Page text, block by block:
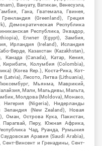
Вануату, Ватикан, Венесуэла,
Гана, Гватемала, Гвинея,
(Greenland), Греция
Демократическая Республика
Республика, Эквадор,
Египет (Egypt), Замбия,
Ирландия (Ireland), Исландия
Верде, Казахстан (Kazakhstan),
(Canada), Катар, Кения,
Колумбия (Colombia),
(Korea Rep.), Коста-Рика, Кот-
(Latvia), Лесото, Литва (Lithuania),
Мьянма, Маврикий,
Мали, Мальдивы, Мальта,
Молдова (Moldova), Монако,
(Nigeria), Нидерланды
Зеландия (New Zealand), Новая
Оман, Острова Кука, Пакистан,
Парагвай, Перу, Южная Африка,
Чад, Руанда, Румыния
Аравия (Saudi Arabia),
Сент-Винсент и Гренадины, Сент-